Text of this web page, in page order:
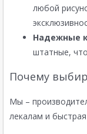
любой
Надежные
штатные,
Почему
Мы –
лекалам и